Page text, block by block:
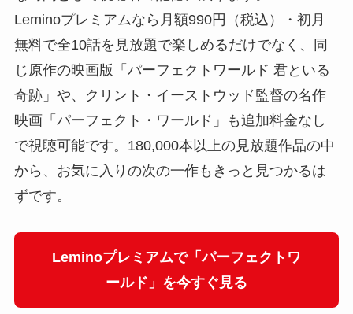
Leminoプレミアムなら月額990円（税込）・初月
無料で全10話を見放題で楽しめるだけでなく、同
じ原作の映画版「パーフェクトワールド 君といる
奇跡」や、クリント・イーストウッド監督の名作
映画「パーフェクト・ワールド」も追加料金なし
で視聴可能です。180,000本以上の見放題作品の中
から、お気に入りの次の一作もきっと見つかるは
ずです。
Leminoプレミアムで「パーフェクトワ
ールド」を今すぐ見る